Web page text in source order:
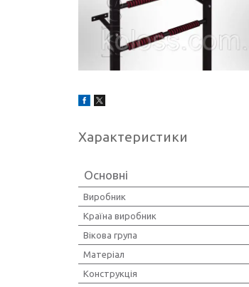
Характеристики
Основні
Виробник
Країна виробник
Вікова група
Матеріал
Конструкція